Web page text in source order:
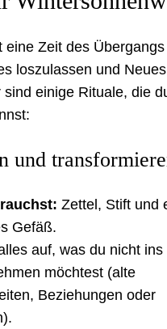
eine Zeit des
loszulassen und
einige Rituale, die
und
Zettel, Stift und
Gefäß.
auf, was du nicht ins
möchtest (alte
Beziehungen oder